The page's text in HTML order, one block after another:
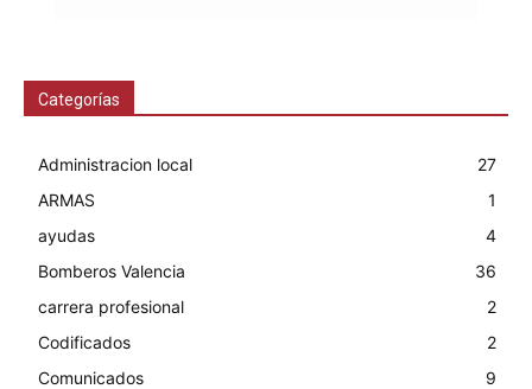
Categorías
Administracion local
27
ARMAS
1
ayudas
4
Bomberos Valencia
36
carrera profesional
2
Codificados
2
Comunicados
9